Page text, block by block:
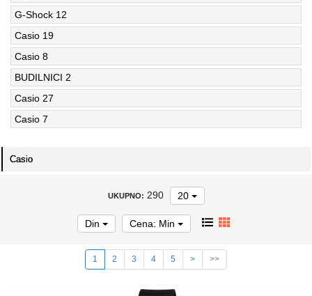
G-Shock 12
Casio 19
Casio 8
BUDILNICI 2
Casio 27
Casio 7
Casio
UKUPNO: 290 20
Din Cena: Min
1 2 3 4 5 > >>